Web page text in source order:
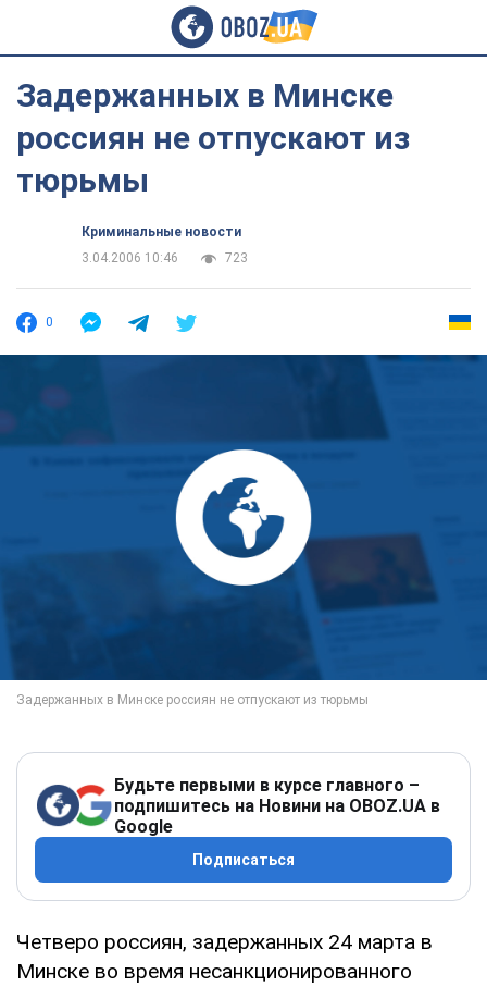
Задержанных в Минске
россиян не отпускают из
тюрьмы
Криминальные новости
3.04.2006 10:46
723
0
Будьте первыми в курсе главного –
подпишитесь на Новини на OBOZ.UA в
Google
Подписаться
Четверо россиян, задержанных 24 марта в
Минске во время несанкционированного